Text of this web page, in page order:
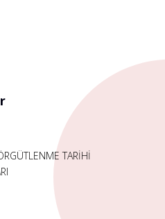
TARİHİ